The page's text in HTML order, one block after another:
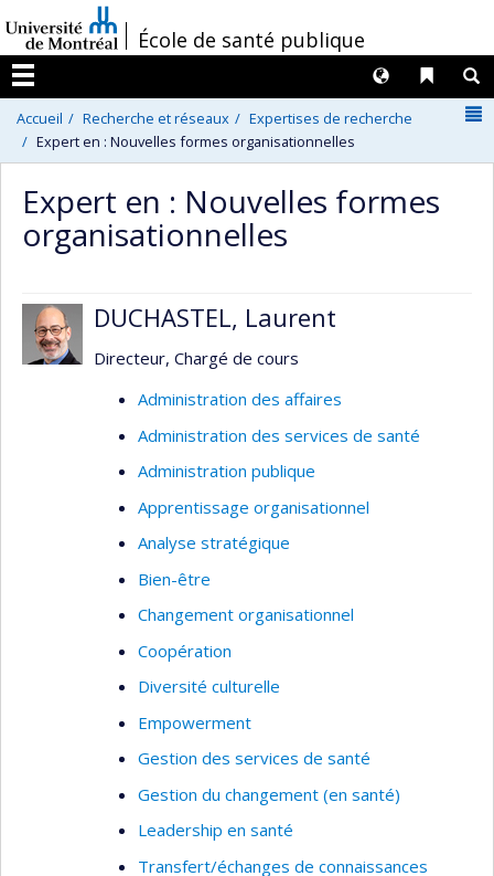
au
contenu
/École de santé publique
Menu
Liens
Langues
Accueil Recherche et réseaux
Expertises de recherche
Expert en : Nouvelles formes organisationnelles
Expert en : Nouvelles formes
organisationnelles
DUCHASTEL, Laurent
Directeur, Chargé de cours
Administration des affaires
Administration des services de santé
Administration publique
Apprentissage organisationnel
Analyse stratégique
Bien-être
Changement organisationnel
Coopération
Diversité culturelle
Empowerment
Gestion des services de santé
Gestion du changement (en santé)
Leadership en santé
Transfert/échanges de connaissances